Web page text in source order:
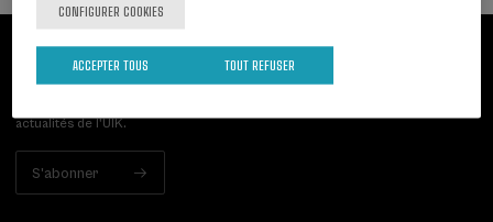
Abonnez-vous à notre bulletin
actualités de l'UIK.
S'abonner
CONFIGURER COOKIES
TOUT REFUSER
ACCEPTER TOUS